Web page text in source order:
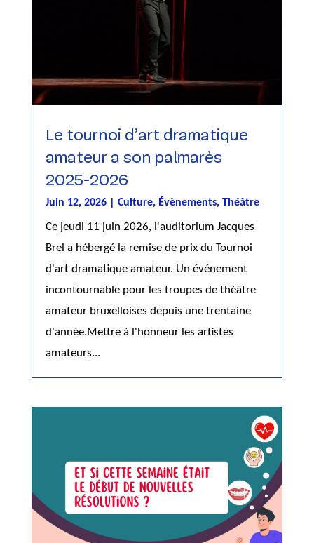
Le tournoi d’art dramatique
amateur a son palmarès
2025-2026
Juin 12, 2026| Culture, Évènements, Théâtre
Ce jeudi 11 juin 2026, l'auditorium Jacques
Brel a hébergé la remise de prix du Tournoi
d'art dramatique amateur. Un événement
incontournable pour les troupes de théâtre
amateur bruxelloises depuis une trentaine
d'année.Mettre à l'honneur les artistes
amateurs...